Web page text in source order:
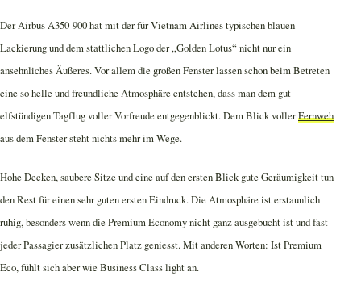
Der Airbus A350-900 hat mit der für Vietnam Airlines typischen blauen
Lackierung und dem stattlichen Logo der „Golden Lotus“ nicht nur ein
ansehnliches Äußeres. Vor allem die großen Fenster lassen schon beim Betreten
eine so helle und freundliche Atmosphäre entstehen, dass man dem gut
elfstündigen Tagflug voller Vorfreude entgegenblickt. Dem Blick vollerFernweh
aus dem Fenster steht nichts mehr im Wege.
Hohe Decken, saubere Sitze und eine auf den ersten Blick gute Geräumigkeit tun
den Rest für einen sehr guten ersten Eindruck. Die Atmosphäre ist erstaunlich
ruhig, besonders wenn die Premium Economy nicht ganz ausgebucht ist und fast
jeder Passagier zusätzlichen Platz geniesst. Mit anderen Worten: Ist Premium
Eco, fühlt sich aber wie Business Class light an.